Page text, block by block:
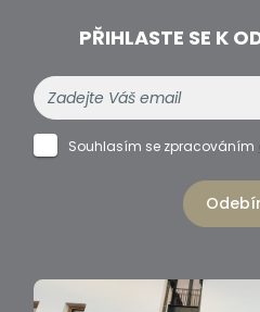
PŘIHLASTE SE K
Souhlasím se zpracováním